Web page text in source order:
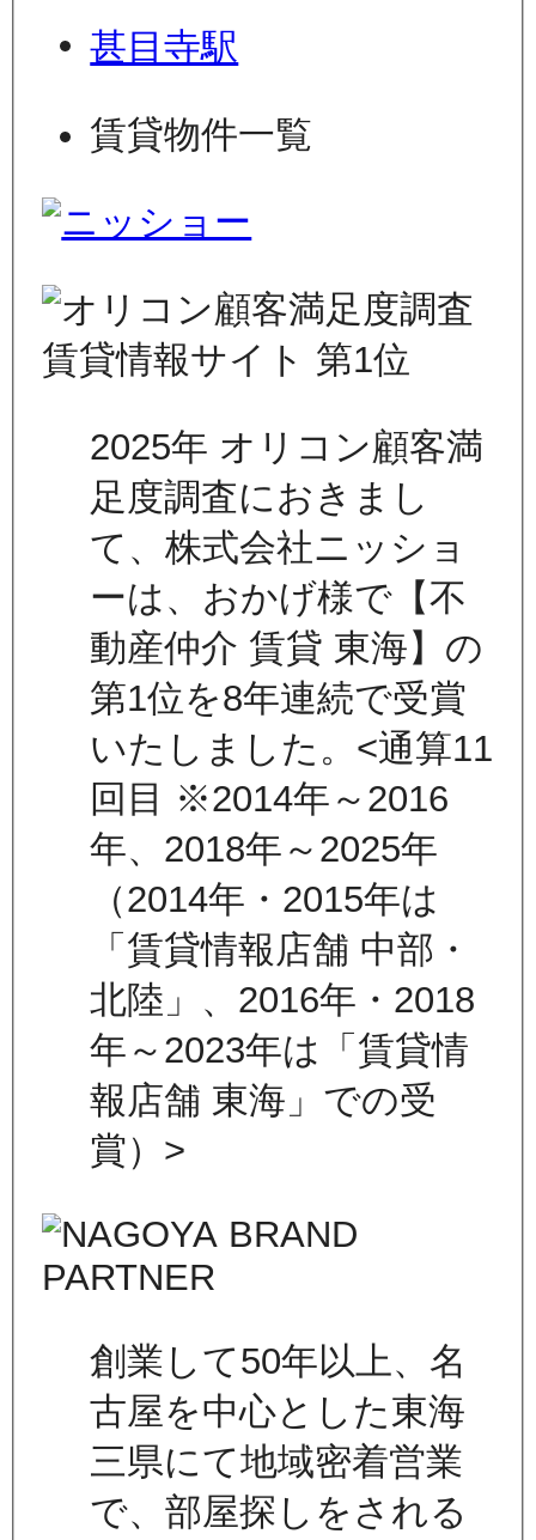
甚目寺駅
賃貸物件一覧
2025年 オリコン顧客満
足度調査におきまし
て、株式会社ニッショ
ーは、おかげ様で【不
動産仲介 賃貸 東海】の
第1位を8年連続で受賞
いたしました。<通算11
回目 ※2014年～2016
年、2018年～2025年
（2014年・2015年は
「賃貸情報店舗 中部・
北陸」、2016年・2018
年～2023年は「賃貸情
報店舗 東海」での受
賞）>
創業して50年以上、名
古屋を中心とした東海
三県にて地域密着営業
で、部屋探しをされる